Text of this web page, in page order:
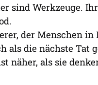
sind Werkzeuge.
der Menschen in
als die nächste Tat
näher, als sie